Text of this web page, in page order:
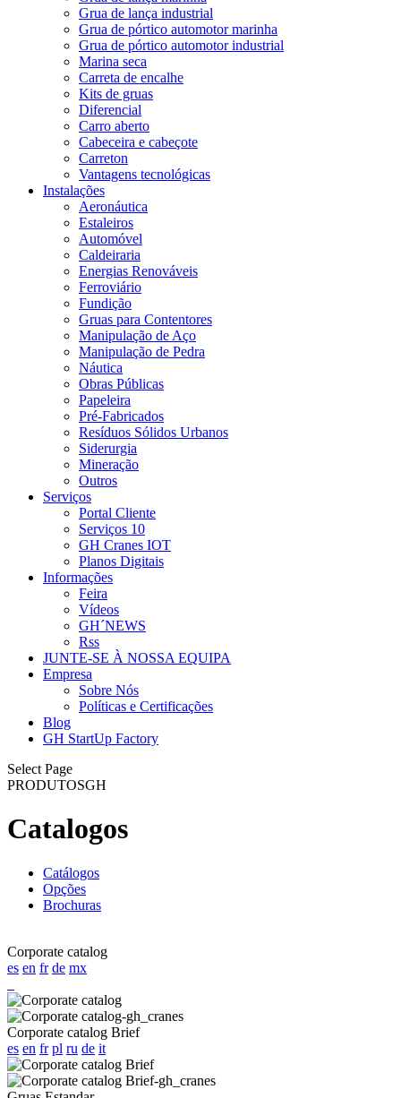
Grua de lança industrial
Grua de pórtico automotor marinha
Grua de pórtico automotor industrial
Marina seca
Carreta de encalhe
Kits de gruas
Diferencial
Carro aberto
Cabeceira e cabeçote
Carreton
Vantagens tecnológicas
Instalações
Aeronáutica
Estaleiros
Automóvel
Caldeiraria
Energias Renováveis
Ferroviário
Fundição
Gruas para Contentores
Manipulação de Aço
Manipulação de Pedra
Náutica
Obras Públicas
Papeleira
Pré-Fabricados
Resíduos Sólidos Urbanos
Siderurgia
Mineração
Outros
Serviços
Portal Cliente
Serviços 10
GH Cranes IOT
Planos Digitais
Informações
Feira
Vídeos
GH´NEWS
Rss
JUNTE-SE À NOSSA EQUIPA
Empresa
Sobre Nós
Políticas e Certificações
Blog
GH StartUp Factory
Select Page
PRODUTOSGH
Catalogos
Catálogos
Opções
Brochuras
Corporate catalog
es en fr de mx
Corporate catalog Brief
es en fr pl ru de it